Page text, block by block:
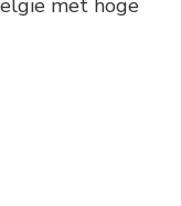
met hoge